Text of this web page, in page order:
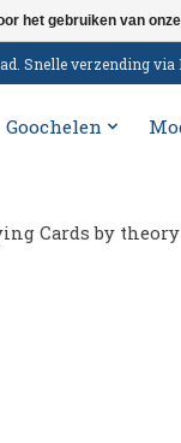
Snelle verzending
Goochelen
Cards by
het gebruiken van